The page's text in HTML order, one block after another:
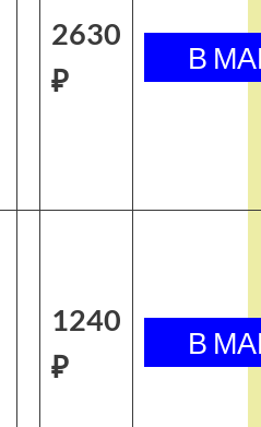
2630
₽
1240
₽